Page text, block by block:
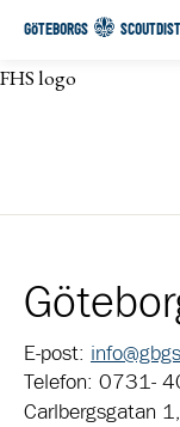
GÖTEBORGS
FHS logo
E-post:
Telefon: 0731-
Carlbergsgatan